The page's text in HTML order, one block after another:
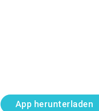
App herunterladen